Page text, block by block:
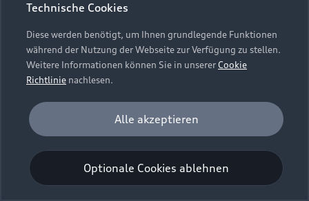
Bordbuch & Bedienungsanleitungen
Verträge kündigen
Vertrag widerrufen
Datenschutz
Audi erleben
Newsletter
Datenschutzinformation
Cookie-Richtlinie
Barrierefreiheit
Digital Services Act
EU Data Act
Embleme am Fahrzeug bei allen Abbildungen auf dieser
Webseite kann abweichen.
Technische Cookies
Diese werden benötigt, um Ihnen grundlegende Funktionen
während der Nutzung der Webseite zur Verfügung zu stellen.
Weitere Informationen können Sie in unsererCookie
Richtlinie nachlesen.
Analyse und Statistik
Performance Cookies sammeln Informationen
darüber, wie unsere Webseite genutzt wird (z. B.
Anzahl der Besuche, Verweildauer). Diese Cookies
werden zur Optimierung der Webseite verwendet.
Optionale Cookies ablehnen
Alle akzeptieren